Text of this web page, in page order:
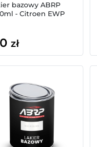
bazowy ABRP
- Citroen EWP
zł